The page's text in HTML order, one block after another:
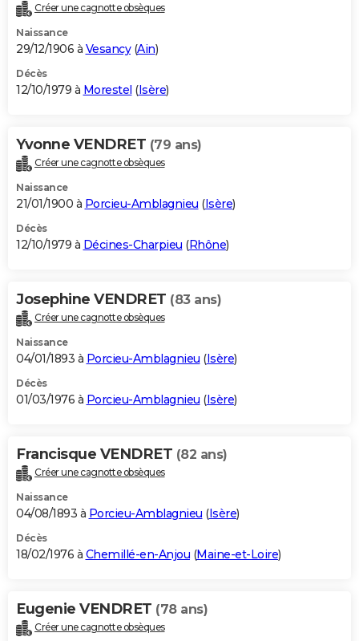
Créer une cagnotte obsèques
Naissance
29/12/1906 à Vesancy(Ain)
Décès
12/10/1979 à Morestel (Isère)
Yvonne VENDRET (79 ans)
Créer une cagnotte obsèques
Naissance
21/01/1900 à Porcieu-Amblagnieu (Isère)
Décès
12/10/1979 à Décines-Charpieu (Rhône)
Josephine VENDRET (83 ans)
Créer une cagnotte obsèques
Naissance
04/01/1893 à Porcieu-Amblagnieu (Isère)
Décès
01/03/1976 à Porcieu-Amblagnieu (Isère)
Francisque VENDRET (82 ans)
Créer une cagnotte obsèques
Naissance
04/08/1893 à Porcieu-Amblagnieu (Isère)
Décès
18/02/1976 à Chemillé-en-Anjou (Maine-et-Loire)
Eugenie VENDRET (78 ans)
Créer une cagnotte obsèques